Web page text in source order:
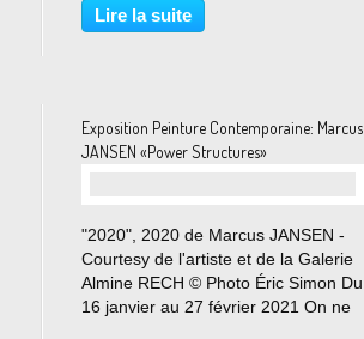
photographies récentes de l'artiste
allemand Thomas Ruff dans les
Lire la suite
Exposition Peinture Contemporaine: Marcus
JANSEN «Power Structures»
"2020", 2020 de Marcus JANSEN -
Courtesy de l'artiste et de la Galerie
Almine RECH © Photo Éric Simon Du
16 janvier au 27 février 2021 On ne